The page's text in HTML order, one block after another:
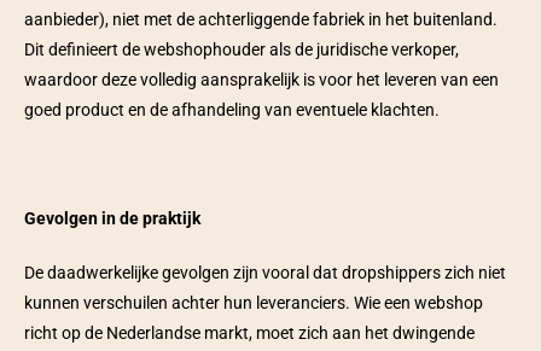
aanbieder), niet met de achterliggende fabriek in het buitenland.
Dit definieert de webshophouder als de juridische verkoper,
waardoor deze volledig aansprakelijk is voor het leveren van een
goed product en de afhandeling van eventuele klachten.
Gevolgen in de praktijk
De daadwerkelijke gevolgen zijn vooral dat dropshippers zich niet
kunnen verschuilen achter hun leveranciers. Wie een webshop
richt op de Nederlandse markt, moet zich aan het dwingende